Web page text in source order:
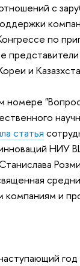
с
по
и
номере
статья
НИУ
компаниям и